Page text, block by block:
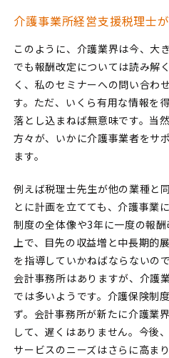
介護事業所経営支援税理士
このように、介護業界は今、大
でも報酬改定については読み解
く、私のセミナーへの問い合わ
す。ただ、いくら有用な情報を
落とし込まねば無意味です。当
方々が、いかに介護事業者をサ
ます。
例えば税理士先生が他の業種と
とに計画を立てても、介護事業
制度の全体像や3年に一度の報
上で、目先の収益増と中長期的
を指導していかねばならないの
会計事務所はありますが、介護
では多いようです。介護保険制
ず。会計事務所が新たに介護業
して、遅くはありません。今後
サービスのニーズはさらに高ま